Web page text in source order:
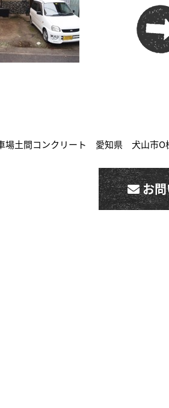
場土間コンクリート 愛知県 犬山市O
お問